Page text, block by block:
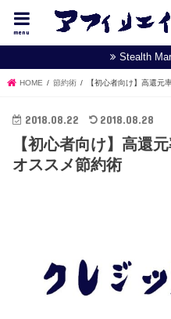
menu
Stealth
HOME 節約術 【初心者向け】高還元
2018.08.22 2018.08.28
【初心者向け】高還
オススメ節約術